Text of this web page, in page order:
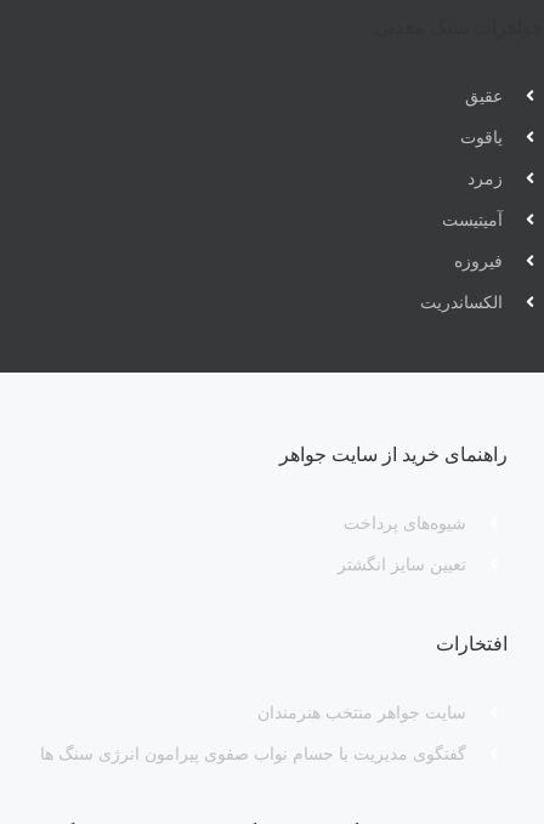
عقیق
یاقوت
زمرد
آمیتیست
فیروزه
الکساندریت
راهنمای خرید از سایت جواهر
شیوه‌های پرداخت
تعیین سایز انگشتر
افتخارات
سایت جواهر منتخب هنرمندان
گفتگوی مدیریت با حسام نواب صفوی پیرامون انرژی سنگ ها